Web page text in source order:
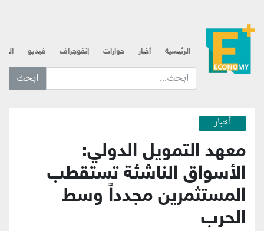
الرئيسية أخبار حوارات إنفوجراف فيديو
ابحث عن... :
أخبار
معهد التمويل الدولي:
الأسواق الناشئة تستقطب
المستثمرين مجدداً وسط
الحرب